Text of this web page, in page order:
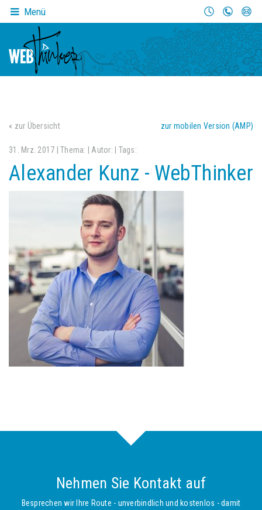
Menü
« zur Übersicht zur mobilen Version (AMP)
31. Mrz. 2017 | Thema: | Autor: | Tags:
Alexander Kunz - WebThinker
Nehmen Sie Kontakt auf
Besprechen wir Ihre Route - unverbindlich und kostenlos - damit